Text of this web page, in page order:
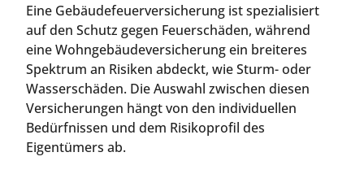
Eine Gebäudefeuerversicherung ist spezialisiert
auf den Schutz gegen Feuerschäden, während
eine Wohngebäudeversicherung ein breiteres
Spektrum an Risiken abdeckt, wie Sturm- oder
Wasserschäden. Die Auswahl zwischen diesen
Versicherungen hängt von den individuellen
Bedürfnissen und dem Risikoprofil des
Eigentümers ab.